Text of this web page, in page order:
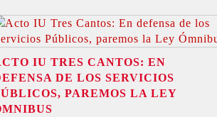
IU TRES CANTOS: EN
DE LOS SERVICIOS
PAREMOS LA LEY